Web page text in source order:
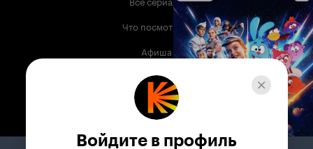
Что посмотреть
Афиша
Музыка
Телепрограмма
Войдите в профиль